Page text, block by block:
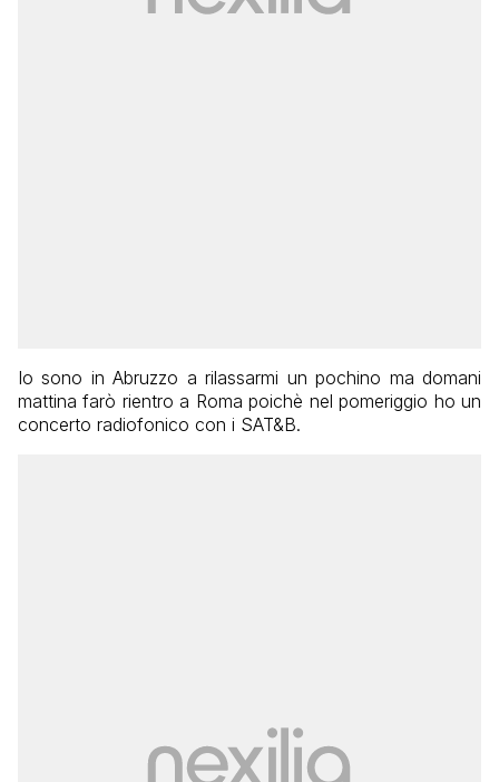
Io sono in Abruzzo a rilassarmi un pochino ma domani
mattina farò rientro a Roma poichè nel pomeriggio ho un
concerto radiofonico con i SAT&B.